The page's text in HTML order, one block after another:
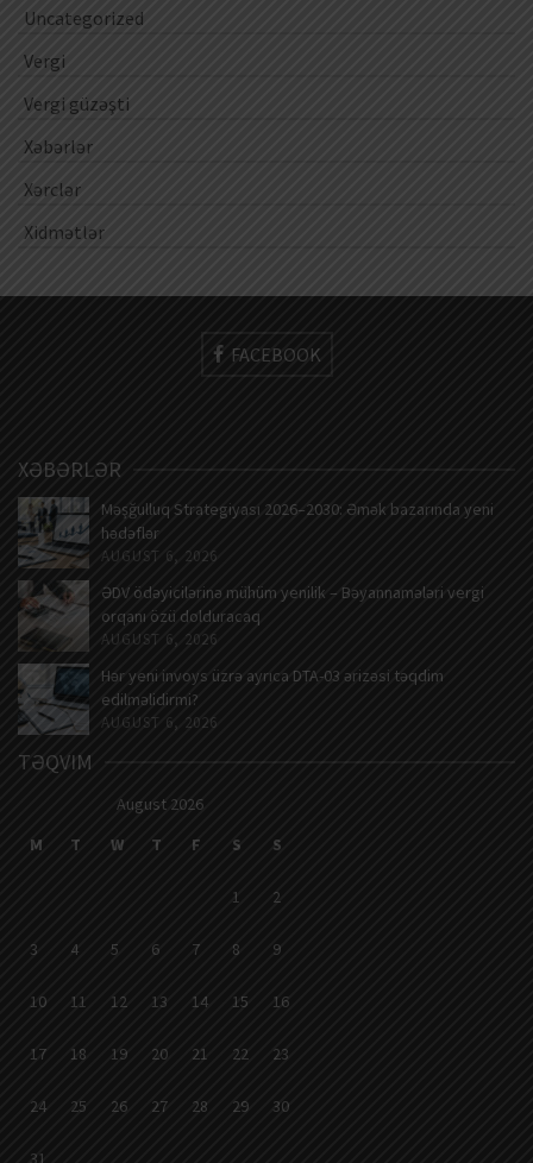
Uncategorized
Vergi
Vergi güzəşti
Xəbərlər
Xərclər
Xidmətlər
FACEBOOK
XƏBƏRLƏR
Məşğulluq Strategiyası 2026–2030: Əmək bazarında yeni
hədəflər
AUGUST 6, 2026
ƏDV ödəyicilərinə mühüm yenilik – Bəyannamələri vergi
orqanı özü dolduracaq
AUGUST 6, 2026
Hər yeni invoys üzrə ayrıca DTA-03 ərizəsi təqdim
edilməlidirmi?
AUGUST 6, 2026
TƏQVIM
August 2026
M
T W T F S S
1 2
3 4 5 6 7 8 9
10 11 12 13 14 15 16
17 18 19 20 21 22 23
24 25 26 27 28 29 30
31